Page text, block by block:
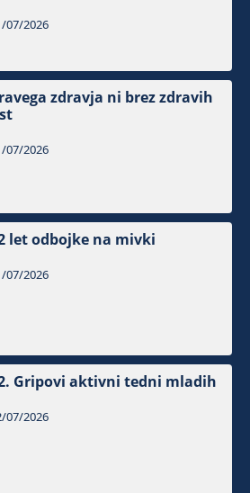
07/2026
zdravja ni brez zdravih
07/2026
let odbojke na mivki
07/2026
Gripovi aktivni tedni mladih
07/2026